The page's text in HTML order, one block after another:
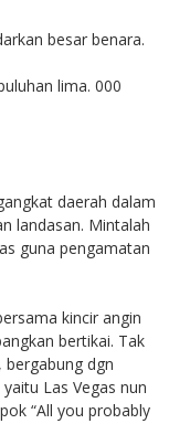
besar benara.
lima. 000
daerah dalam
landasan. Mintalah
guna pengamatan
kincir angin
bertikai. Tak
dgn
Las Vegas nun
“All you probably